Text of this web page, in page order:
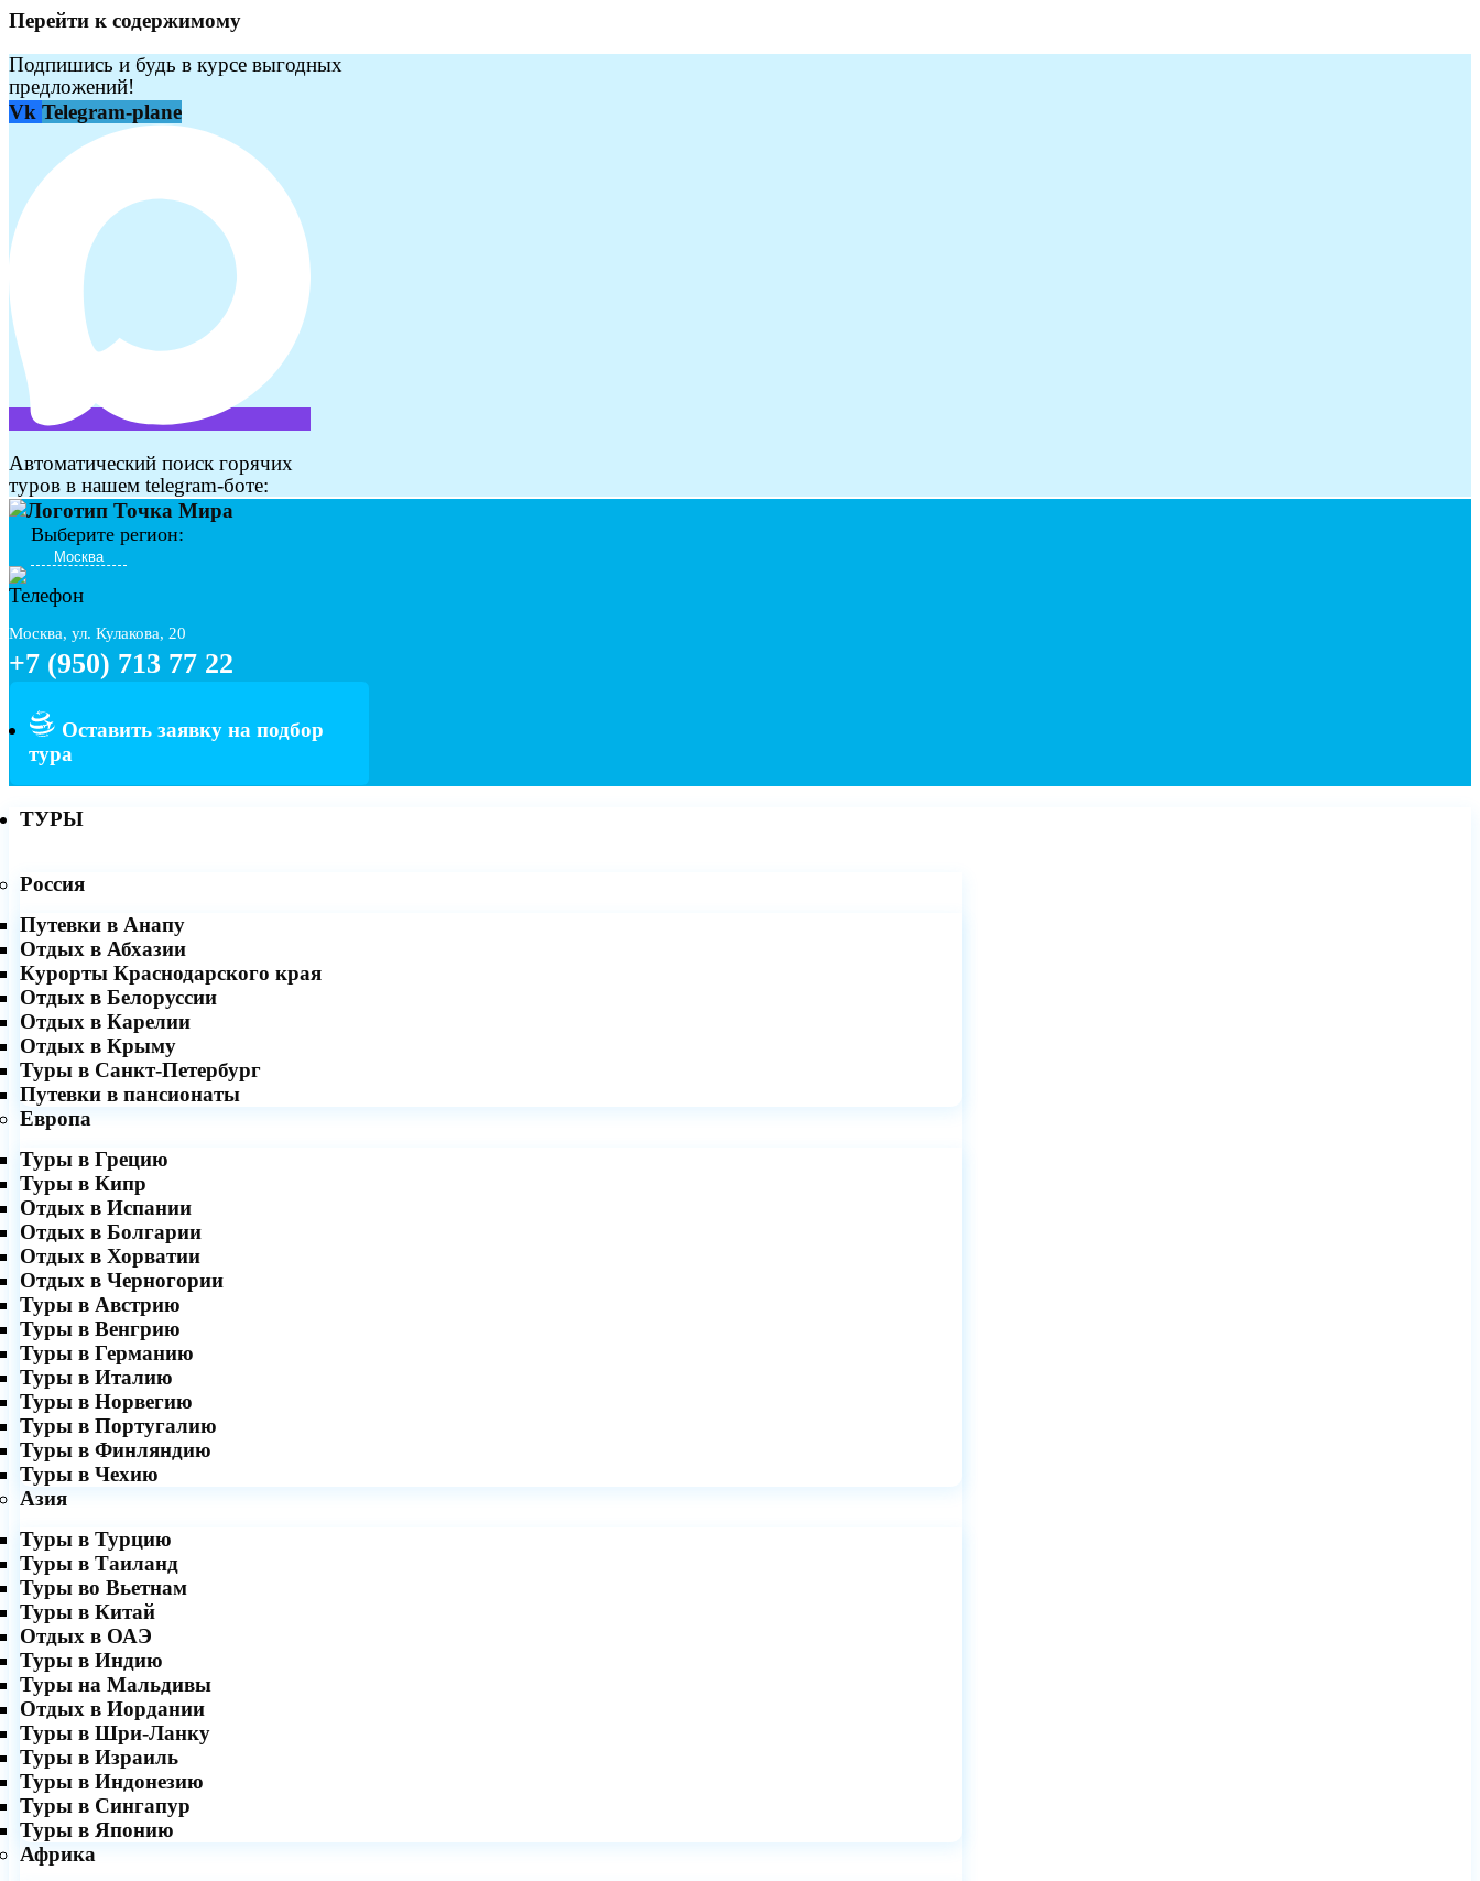
Перейти к содержимому
Подпишись и будь в курсе выгодных
предложений!
Vk Telegram-plane
Автоматический поиск горячих
туров в нашем telegram-боте:
Выберите регион:
Москва, ул. Кулакова, 20
+7 (950) 713 77 22
Оставить заявку на подбор
тура
ТУРЫ
Россия
Путевки в Анапу
Отдых в Абхазии
Курорты Краснодарского края
Отдых в Белоруссии
Отдых в Карелии
Отдых в Крыму
Туры в Санкт-Петербург
Путевки в пансионаты
Европа
Туры в Грецию
Туры в Кипр
Отдых в Испании
Отдых в Болгарии
Отдых в Хорватии
Отдых в Черногории
Туры в Австрию
Туры в Венгрию
Туры в Германию
Туры в Италию
Туры в Норвегию
Туры в Португалию
Туры в Финляндию
Туры в Чехию
Азия
Туры в Турцию
Туры в Таиланд
Туры во Вьетнам
Туры в Китай
Отдых в ОАЭ
Туры в Индию
Туры на Мальдивы
Отдых в Иордании
Туры в Шри-Ланку
Туры в Израиль
Туры в Индонезию
Туры в Сингапур
Туры в Японию
Африка